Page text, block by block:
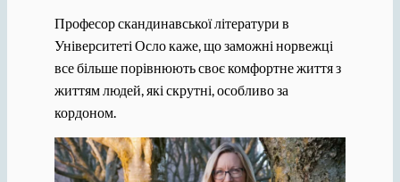
Професор скандинавської літератури в
Університеті Осло каже, що заможні норвежці
все більше порівнюють своє комфортне життя з
життям людей, які скрутні, особливо за
кордоном.